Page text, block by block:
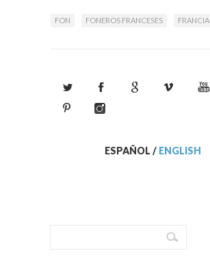
FON FONEROS FRANCESES FRANCIA
ESPAÑOL / ENGLISH